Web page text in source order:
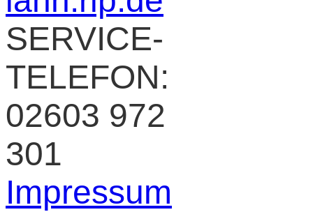
SERVICE-
TELEFON:
02603 972
301
Impressum